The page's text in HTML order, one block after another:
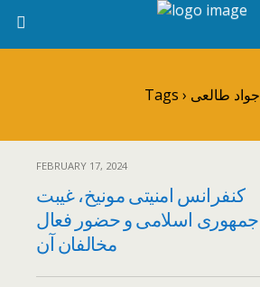
Tags › جواد طالعی
FEBRUARY 17, 2024
کنفرانس امنیتی مونیخ، غیبت
جمهوری اسلامی و حضور فعال
مخالفان آن